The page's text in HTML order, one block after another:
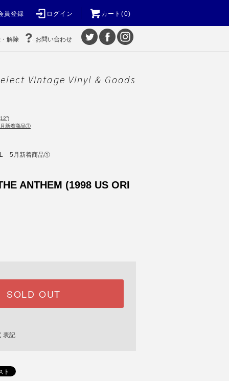
員登録 ログイン カート(0)
解除 お問い合わせ
Vintage Vinyl & Goods
新着商品①
5月新着商品①
ANTHEM (1998 US ORI
SOLD OUT
表記